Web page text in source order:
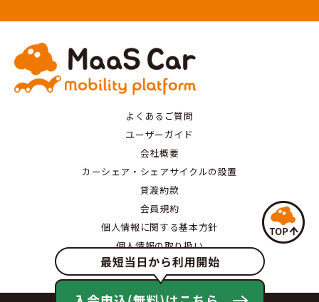
よくあるご質問
ユーザーガイド
会社概要
カーシェア・シェアサイクルの設置
貸渡約款
会員規約
個人情報に関する基本方針
個人情報の取り扱い
特定商取引にもとづく表記